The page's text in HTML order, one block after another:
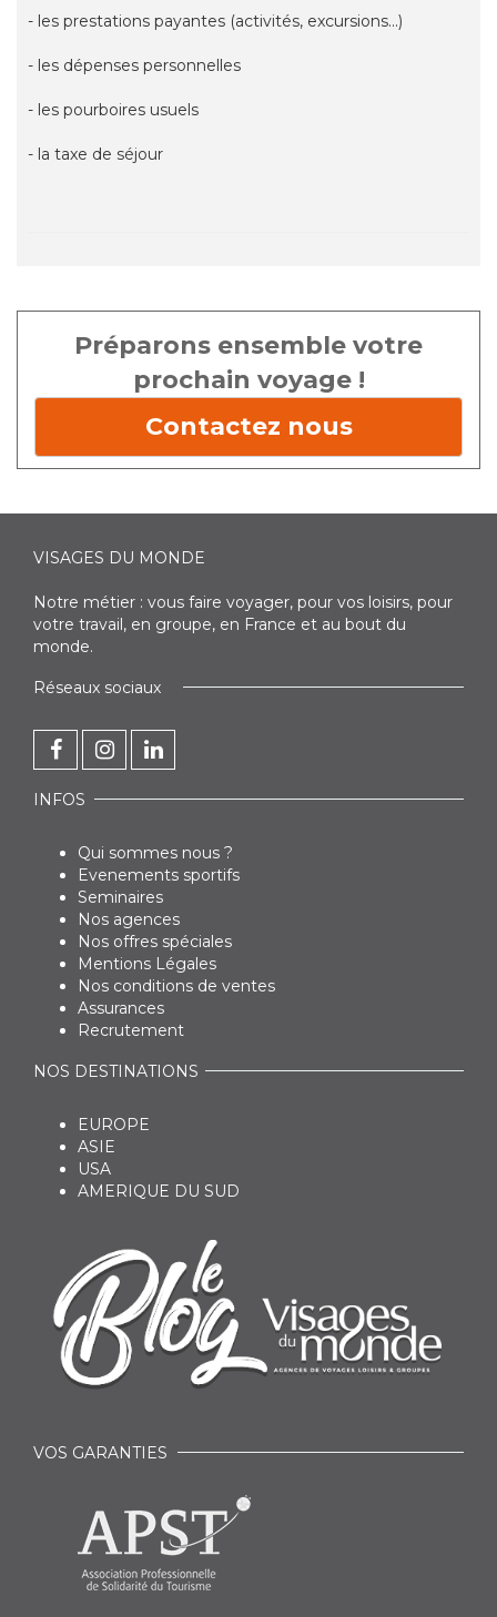
- les prestations payantes (activités, excursions...)
- les dépenses personnelles
- les pourboires usuels
- la taxe de séjour
Préparons ensemble votre
prochain voyage !
Contactez nous
VISAGES DU MONDE
Notre métier : vous faire voyager, pour vos loisirs, pour
votre travail, en groupe, en France et au bout du
monde.
Réseaux sociaux
INFOS
Qui sommes nous ?
Evenements sportifs
Seminaires
Nos agences
Nos offres spéciales
Mentions Légales
Nos conditions de ventes
Assurances
Recrutement
NOS DESTINATIONS
EUROPE
ASIE
USA
AMERIQUE DU SUD
VOS GARANTIES